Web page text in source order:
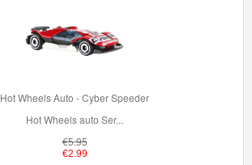
Hot Wheels Auto - Cyber Speeder
Hot Wheels auto Ser...
€5.95
€2.99